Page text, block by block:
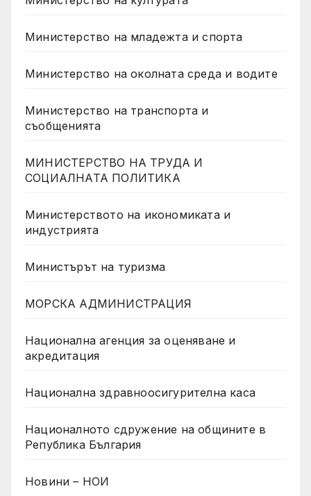
Министерство на младежта и спорта
Министерство на околната среда и водите
Министерство на транспорта и
съобщенията
МИНИСТЕРСТВО НА ТРУДА И
СОЦИАЛНАТА ПОЛИТИКА
Министерството на икономиката и
индустрията
Министърът на туризма
МОРСКА АДМИНИСТРАЦИЯ
Национална агенция за оценяване и
акредитация
Национална здравноосигурителна каса
Националното сдружение на общините в
Република България
Новини – НОИ